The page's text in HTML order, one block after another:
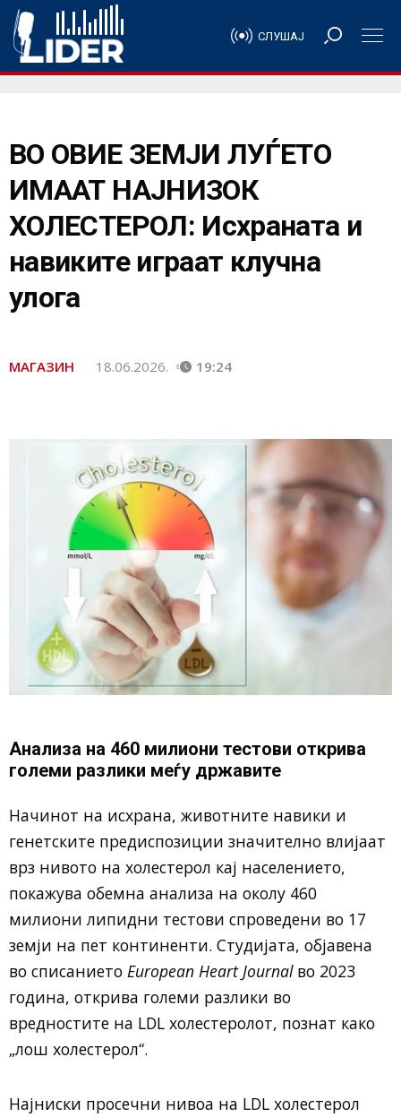
СЛУШАЈ
ВО ОВИЕ ЗЕМЈИ ЛУЃЕТО
ИМААТ НАЈНИЗОК
ХОЛЕСТЕРОЛ: Исхраната и
навиките играат клучна
улога
МАГАЗИН 18.06.2026. 19:24
Анализа на 460 милиони тестови открива
големи разлики меѓу државите
Начинот на исхрана, животните навики и
генетските предиспозиции значително влијаат
врз нивото на холестерол кај населението,
покажува обемна анализа на околу 460
милиони липидни тестови спроведени во 17
земји на пет континенти. Студијата, објавена
во списанието European Heart Journalво 2023
година, открива големи разлики во
вредностите на LDL холестеролот, познат како
„лош холестерол“.
Најниски просечни нивоа на LDL холестерол